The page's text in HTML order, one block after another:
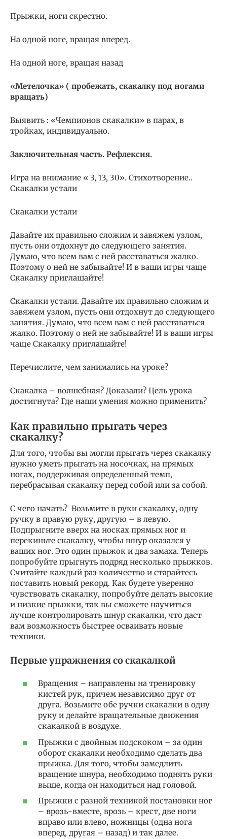
Прыжки, ноги скрестно.
На одной ноге, вращая вперед.
На одной ноге, вращая назад
«Метелочка» ( пробежать, скакалку под ногами
вращать)
Выявить : «Чемпионов скакалки» в парах, в
тройках, индивидуально.
Заключительная часть. Рефлексия.
Игра на внимание « 3, 13, 30». Стихотворение..
Скакалки устали
Скакалки устали
Давайте их правильно сложим и завяжем узлом,
пусть они отдохнут до следующего занятия.
Думаю, что всем вам с ней расставаться жалко.
Поэтому о ней не забывайте! И в ваши игры чаще
Скакалку приглашайте!
Скакалки устали. Давайте их правильно сложим и
завяжем узлом, пусть они отдохнут до следующего
занятия. Думаю, что всем вам с ней расставаться
жалко. Поэтому о ней не забывайте! И в ваши игры
чаще Скакалку приглашайте!
Перечислите, чем занимались на уроке?
Скакалка – волшебная? Доказали? Цель урока
достигнута? Где наши умения можно применить?
Как правильно прыгать через
скакалку?
Для того, чтобы вы могли прыгать через скакалку
нужно уметь прыгать на носочках, на прямых
ногах, поддерживая определенный темп,
перебрасывая скакалку перед собой или за собой.
С чего начать? Возьмите в руки скакалку, одну
ручку в правую руку, другую – в левую.
Подпрыгните вверх на носках прямых ног и
перекиньте скакалку, чтобы шнур оказался у
ваших ног. Это один прыжок и два замаха. Теперь
попробуйте прыгнуть подряд несколько прыжков.
Считайте каждый раз количество и старайтесь
поставить новый рекорд. Как будете уверенно
чувствовать скакалку, попробуйте делать высокие
и низкие прыжки, так вы сможете научиться
лучше контролировать шнур скакалки, что даст
вам возможность быстрее осваивать новые
техники.
Первые упражнения со скакалкой
Вращения – направлены на тренировку
кистей рук, причем независимо друг от
друга. Возьмите обе ручки скакалки в одну
руку и делайте вращательные движения
скакалкой в воздухе.
Прыжки с двойным подскоком – за один
оборот скакалки необходимо сделать два
прыжка. Для того, чтобы замедлить
вращение шнура, необходимо поднять руки
выше, когда он находиться над головой.
Прыжки с разной техникой постановки ног
– врозь-вместе, врозь – крест, две ноги
вправо или влево, ножницы (одна нога
вперед, другая – назад) и так далее.